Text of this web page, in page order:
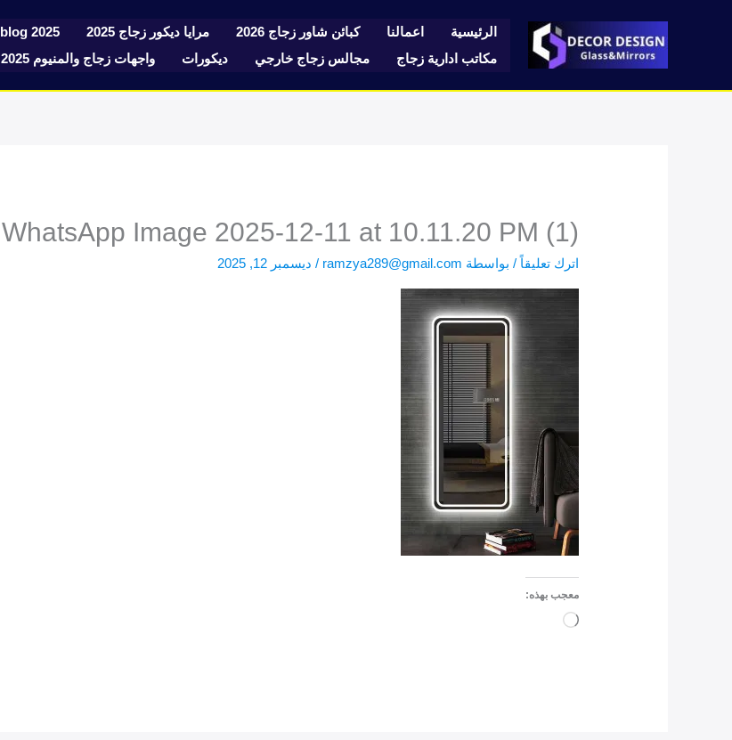
الرئيسية اعمالنا كبائن شاور زجاج 2026 مرايا ديكور زجاج 2025 blog 2025
مكاتب ادارية زجاج
مجالس زجاج خارجي ديكورات واجهات زجاج والمنيوم 2025
WhatsApp Image 2025-12-11 at 10.11.20 PM (1)
اترك تعليقاً / بواسطة ramzya289@gmail.com
/ ديسمبر 12, 2025
معجب بهذه:
جاري